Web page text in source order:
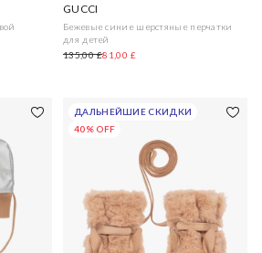
GUCCI
Бежевые синие шерстяные перчатки
для детей
135,00 £81,00 £
ДАЛЬНЕЙШИЕ СКИДКИ
40% OFF